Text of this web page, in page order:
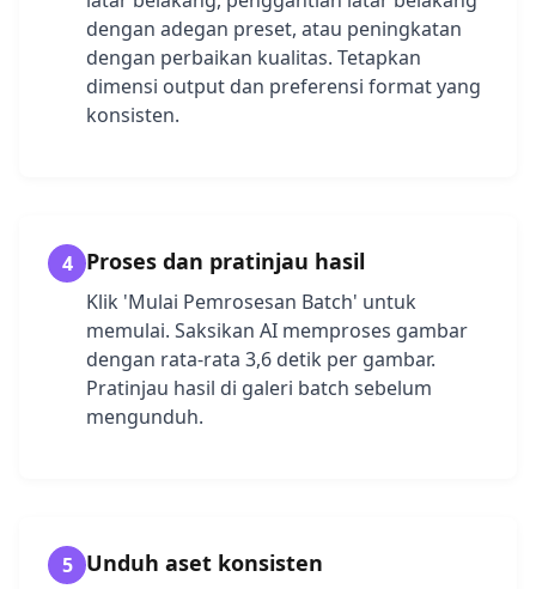
dengan adegan preset, atau peningkatan
dengan perbaikan kualitas. Tetapkan
dimensi output dan preferensi format yang
konsisten.
4 Proses dan pratinjau hasil
Klik 'Mulai Pemrosesan Batch' untuk
memulai. Saksikan AI memproses gambar
dengan rata-rata 3,6 detik per gambar.
Pratinjau hasil di galeri batch sebelum
mengunduh.
5 Unduh aset konsisten